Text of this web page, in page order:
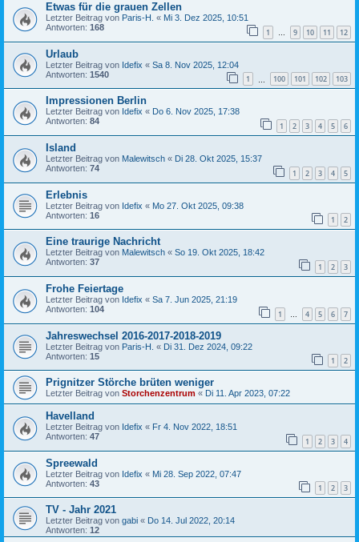
Etwas für die grauen Zellen
Letzter Beitrag von Paris-H. « Mi 3. Dez 2025, 10:51
Antworten: 168 1 … 9 10 11 12
Urlaub
Letzter Beitrag von Idefix « Sa 8. Nov 2025, 12:04
Antworten: 1540 1 100 101 102 103
Impressionen Berlin
Letzter Beitrag von Idefix « Do 6. Nov 2025, 17:38
Antworten: 84 1 2 3 4 5 6
Island
Letzter Beitrag von Malewitsch « Di 28. Okt 2025, 15:37
Antworten: 74 1 2 3 4 5
Erlebnis
Letzter Beitrag von Idefix « Mo 27. Okt 2025, 09:38
Antworten: 16 1 2
Eine traurige Nachricht
Letzter Beitrag von Malewitsch « So 19. Okt 2025, 18:42
Antworten: 37 1 2 3
Frohe Feiertage
Letzter Beitrag von Idefix « Sa 7. Jun 2025, 21:19
Antworten: 104 1 4 5 6 7
Jahreswechsel 2016-2017-2018-2019
Letzter Beitrag von Paris-H. « Di 31. Dez 2024, 09:22
Antworten: 15 1 2
Prignitzer Störche brüten weniger
Letzter Beitrag von Storchenzentrum « Di 11. Apr 2023, 07:22
Havelland
Letzter Beitrag von Idefix « Fr 4. Nov 2022, 18:51
Antworten: 47 1 2 3 4
Spreewald
Letzter Beitrag von Idefix « Mi 28. Sep 2022, 07:47
Antworten: 43 1 2 3
TV - Jahr 2021
Letzter Beitrag von gabi « Do 14. Jul 2022, 20:14
Antworten: 12